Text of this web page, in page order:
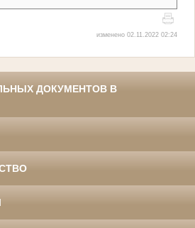
изменено 02.11.2022 02:24
ДОКУМЕНТОВ В